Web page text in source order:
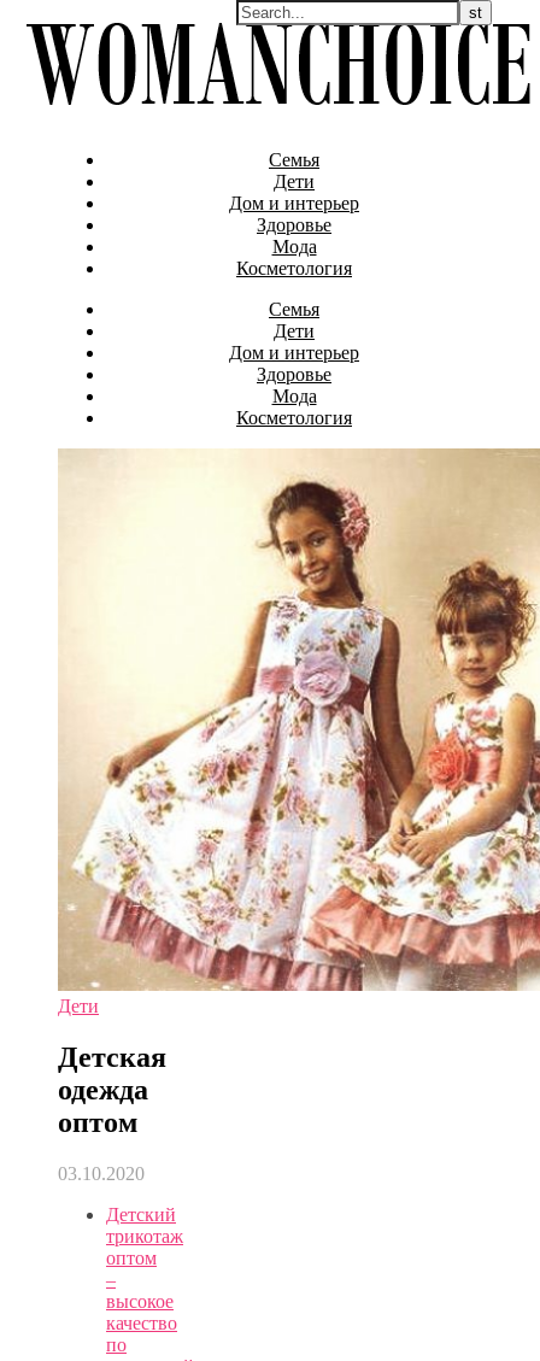
Семья
Дети
Дом и интерьер
Здоровье
Мода
Косметология
Семья
Дети
Дом и интерьер
Здоровье
Мода
Косметология
Дети
Детская
одежда
оптом
03.10.2020
Детский
трикотаж
оптом
–
высокое
качество
по